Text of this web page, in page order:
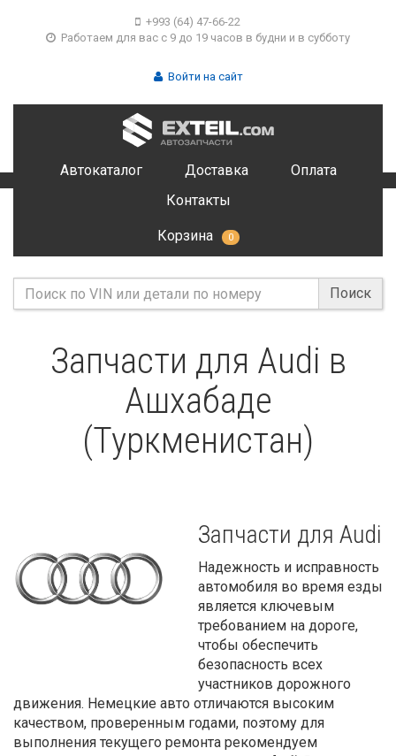
+993 (64) 47-66-22
Работаем для вас с 9 до 19 часов в будни и в субботу
Войти на сайт
Автокаталог Доставка
Оплата
Контакты
Корзина 0
Поиск
Запчасти для Audi в
Ашхабаде
(Туркменистан)
Запчасти для Audi
Надежность и исправность
автомобиля во время езды
является ключевым
требованием на дороге,
чтобы обеспечить
безопасность всех
участников дорожного
движения. Немецкие авто отличаются высоким
качеством, проверенным годами, поэтому для
выполнения текущего ремонта рекомендуем